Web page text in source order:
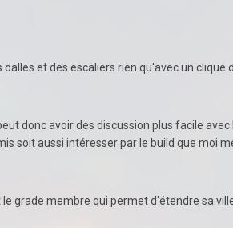
et des escaliers rien qu'avec un
donc avoir des discussion plus facile
soit aussi intéresser par le build que moi
grade membre qui permet d'étendre sa